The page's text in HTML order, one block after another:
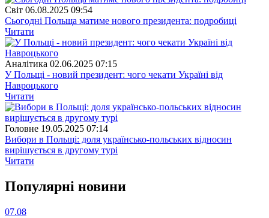
Свiт 06.08.2025 09:54
Сьогодні Польща матиме нового президента: подробиці
Читати
Аналітика 02.06.2025 07:15
У Польщі - новий президент: чого чекати Україні від
Навроцького
Читати
Головне 19.05.2025 07:14
Вибори в Польщі: доля українсько-польських відносин
вирішується в другому турі
Читати
Популярнi новини
07.08